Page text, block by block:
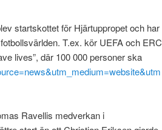
startskottet för Hjärtuppropet och har
T.ex. kör UEFA och ERC
lives”, där 100 000 personer ska
Ravellis medverkan i